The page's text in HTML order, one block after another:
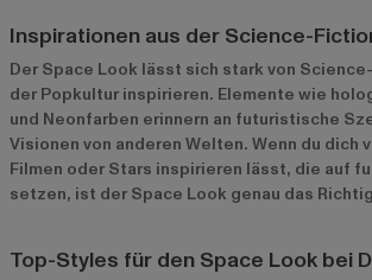
Inspirationen aus der Science-
Der Space Look lässt sich stark von
der Popkultur inspirieren. Elemente wie
und Neonfarben erinnern an futuristische
Visionen von anderen Welten. Wenn du dich
Filmen oder Stars inspirieren lässt, die auf
setzen, ist der Space Look genau das
Top-Styles für den Space Look bei